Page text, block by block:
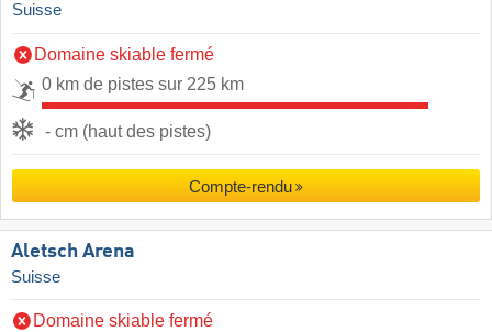
Suisse
Domaine skiable fermé
0 km de pistes sur 225 km
- cm (haut des pistes)
Compte-rendu
Aletsch Arena
Suisse
Domaine skiable fermé